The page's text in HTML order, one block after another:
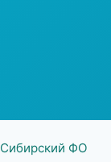
Сибирский ФО